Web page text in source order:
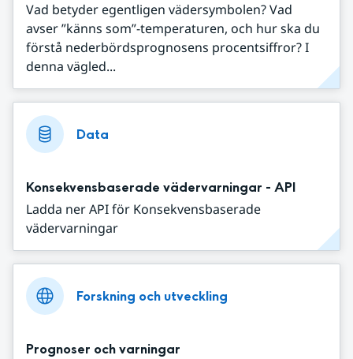
Vad betyder egentligen vädersymbolen? Vad
avser ”känns som”-temperaturen, och hur ska du
förstå nederbördsprognosens procentsiffror? I
denna vägled...
Data
Konsekvensbaserade vädervarningar - API
Ladda ner API för Konsekvensbaserade
vädervarningar
Forskning och utveckling
Prognoser och varningar